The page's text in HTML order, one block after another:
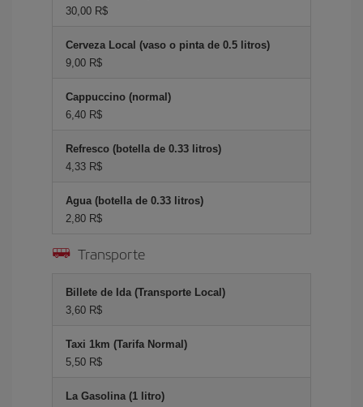
30,00 R$
Cerveza Local (vaso o pinta de 0.5 litros)
9,00 R$
Cappuccino (normal)
6,40 R$
Refresco (botella de 0.33 litros)
4,33 R$
Agua (botella de 0.33 litros)
2,80 R$
Transporte
Billete de Ida (Transporte Local)
3,60 R$
Taxi 1km (Tarifa Normal)
5,50 R$
La Gasolina (1 litro)